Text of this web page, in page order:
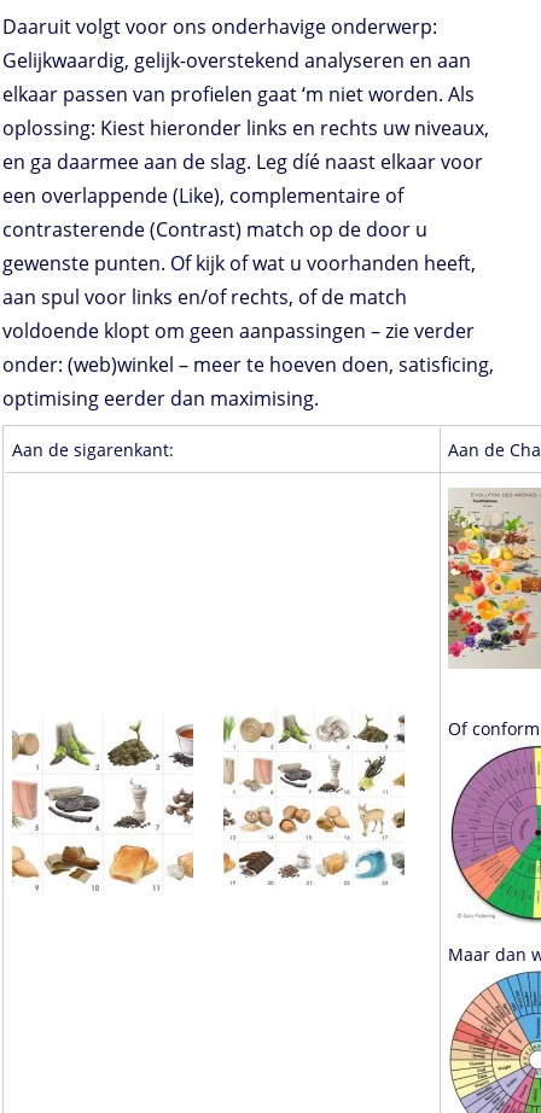
Daaruit volgt voor ons onderhavige onderwerp:
Gelijkwaardig, gelijk-overstekend analyseren en aan
elkaar passen van profielen gaat ‘m niet worden. Als
oplossing: Kiest hieronder links en rechts uw niveaux,
en ga daarmee aan de slag. Leg díé naast elkaar voor
een overlappende (Like), complementaire of
contrasterende (Contrast) match op de door u
gewenste punten. Of kijk of wat u voorhanden heeft,
aan spul voor links en/of rechts, of de match
voldoende klopt om geen aanpassingen – zie verder
onder: (web)winkel – meer te hoeven doen, satisficing,
optimising eerder dan maximising.
Aan de sigarenkant: Aan de
Of conform
Maar dan